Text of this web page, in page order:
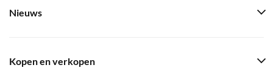
Nieuws
Kopen en verkopen